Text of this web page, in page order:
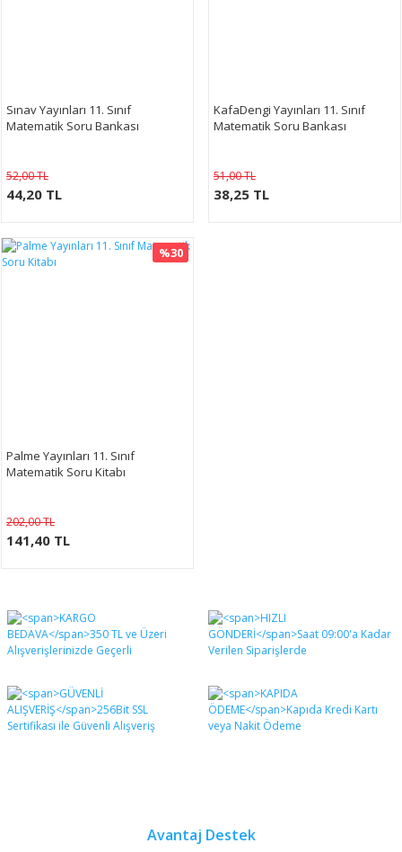
Sınav Yayınları 11. Sınıf
Matematik Soru Bankası
52,00 TL
44,20 TL
KafaDengi Yayınları 11. Sınıf
Matematik Soru Bankası
51,00 TL
38,25 TL
%30
Palme Yayınları 11. Sınıf
Matematik Soru Kitabı
202,00 TL
141,40 TL
Avantaj Destek